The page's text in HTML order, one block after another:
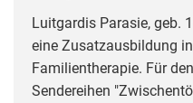
Luitgardis Parasie, geb.
eine Zusatzausbildung
Familientherapie. Für
Sendereihen